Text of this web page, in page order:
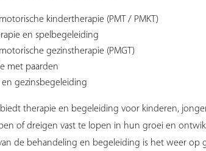
kindertherapie (PMT / PMKT)
en spelbegeleiding
gezinstherapie (PMGT)
met paarden
gezinsbegeleiding
biedt therapie en begeleiding voor kinderen,
of dreigen vast te lopen in hun groei en
de behandeling en begeleiding is het weer op